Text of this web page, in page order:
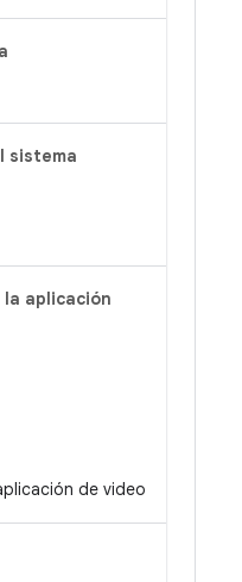
sistema
la aplicación
de video